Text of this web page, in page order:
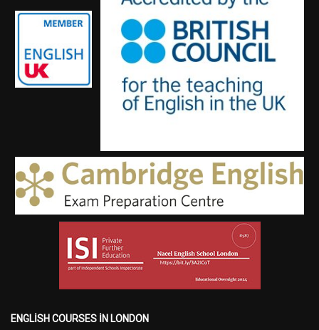
ENGLISH COURSES IN LONDON